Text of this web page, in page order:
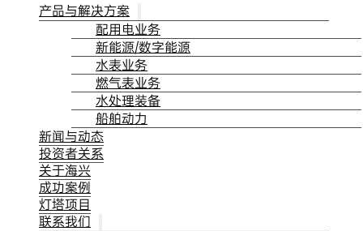
产品与解决方案
配用电业务
新能源/数字能源
水表业务
燃气表业务
水处理装备
船舶动力
新闻与动态
投资者关系
关于海兴
成功案例
灯塔项目
联系我们